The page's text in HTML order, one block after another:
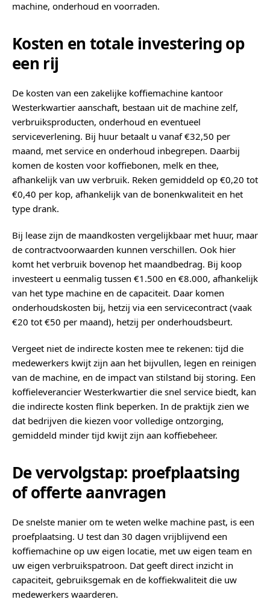
machine, onderhoud en voorraden.
Kosten en totale investering op
een rij
De kosten van een zakelijke koffiemachine kantoor
Westerkwartier aanschaft, bestaan uit de machine zelf,
verbruiksproducten, onderhoud en eventueel
serviceverlening. Bij huur betaalt u vanaf €32,50 per
maand, met service en onderhoud inbegrepen. Daarbij
komen de kosten voor koffiebonen, melk en thee,
afhankelijk van uw verbruik. Reken gemiddeld op €0,20 tot
€0,40 per kop, afhankelijk van de bonenkwaliteit en het
type drank.
Bij lease zijn de maandkosten vergelijkbaar met huur, maar
de contractvoorwaarden kunnen verschillen. Ook hier
komt het verbruik bovenop het maandbedrag. Bij koop
investeert u eenmalig tussen €1.500 en €8.000, afhankelijk
van het type machine en de capaciteit. Daar komen
onderhoudskosten bij, hetzij via een servicecontract (vaak
€20 tot €50 per maand), hetzij per onderhoudsbeurt.
Vergeet niet de indirecte kosten mee te rekenen: tijd die
medewerkers kwijt zijn aan het bijvullen, legen en reinigen
van de machine, en de impact van stilstand bij storing. Een
koffieleverancier Westerkwartier die snel service biedt, kan
die indirecte kosten flink beperken. In de praktijk zien we
dat bedrijven die kiezen voor volledige ontzorging,
gemiddeld minder tijd kwijt zijn aan koffiebeheer.
De vervolgstap: proefplaatsing
of offerte aanvragen
De snelste manier om te weten welke machine past, is een
proefplaatsing. U test dan 30 dagen vrijblijvend een
koffiemachine op uw eigen locatie, met uw eigen team en
uw eigen verbruikspatroon. Dat geeft direct inzicht in
capaciteit, gebruiksgemak en de koffiekwaliteit die uw
medewerkers waarderen.